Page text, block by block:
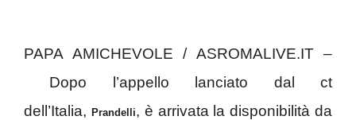
PAPA AMICHEVOLE / ASROMALIVE.IT –
Dopo l’appello lanciato dal ct
dell’Italia, Prandelli, è arrivata la disponibilità da